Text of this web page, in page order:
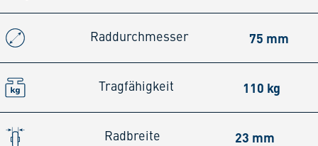
Raddurchmesser 75 mm
Tragfähigkeit 110 kg
Radbreite 23 mm